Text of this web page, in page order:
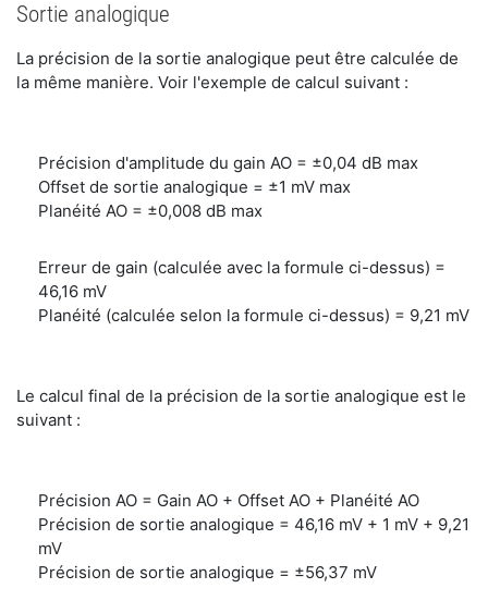
Sortie analogique
La précision de la sortie analogique peut être calculée de
la même manière. Voir l'exemple de calcul suivant :
Précision d'amplitude du gain AO = ±0,04 dB max
Offset de sortie analogique = ±1 mV max
Planéité AO = ±0,008 dB max
Erreur de gain (calculée avec la formule ci-dessus) =
46,16 mV
Planéité (calculée selon la formule ci-dessus) = 9,21 mV
Le calcul final de la précision de la sortie analogique est le
suivant :
Précision AO = Gain AO + Offset AO + Planéité AO
Précision de sortie analogique = 46,16 mV + 1 mV + 9,21
mV
Précision de sortie analogique = ±56,37 mV